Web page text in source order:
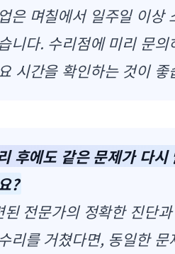
은 며칠에서 일주일 이상
니다. 수리점에 미리 문의
시간을 확인하는 것이 좋
후에도 같은 문제가 다시
?
된 전문가의 정확한 진단과
리를 거쳤다면, 동일한 문